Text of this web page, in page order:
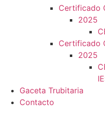
Certificado
2025
Certificado
2025
Gaceta Trubitaria
Contacto